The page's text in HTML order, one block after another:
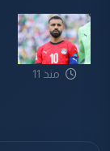
ساعة
منذ 11